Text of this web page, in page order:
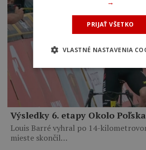
Výsledky 6. etapy Okolo
Louis Barré vyhral po 14-
mieste skončil…
→
PRIJAŤ VŠETKO
VLASTNÉ NASTAVENIA